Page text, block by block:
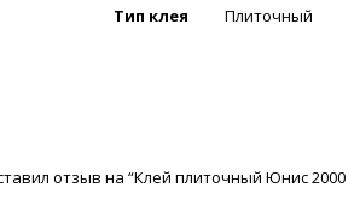
Тип клея Плиточный
отзыв на “Клей плиточный Юнис 2000